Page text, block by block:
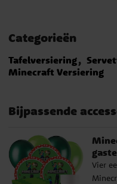
Categorieën
Tafelversiering
Minecraft Versiering
Bijpassende
Vier